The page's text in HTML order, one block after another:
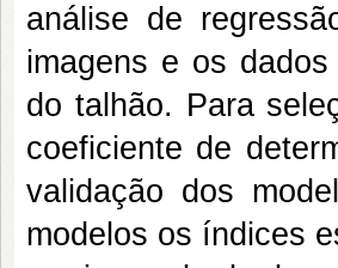
análise de
imagens e os
do talhão. Para
coeficiente de
validação dos
modelos os índices